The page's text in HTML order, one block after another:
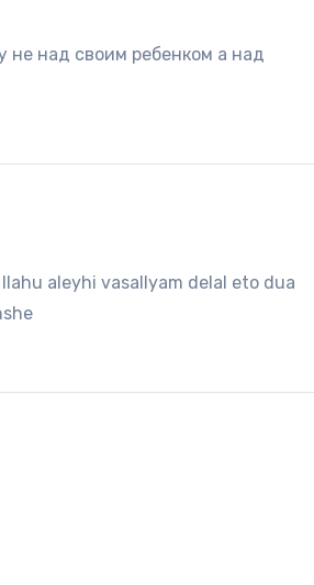
не над своим ребенком а над
aleyhi vasallyam delal eto dua